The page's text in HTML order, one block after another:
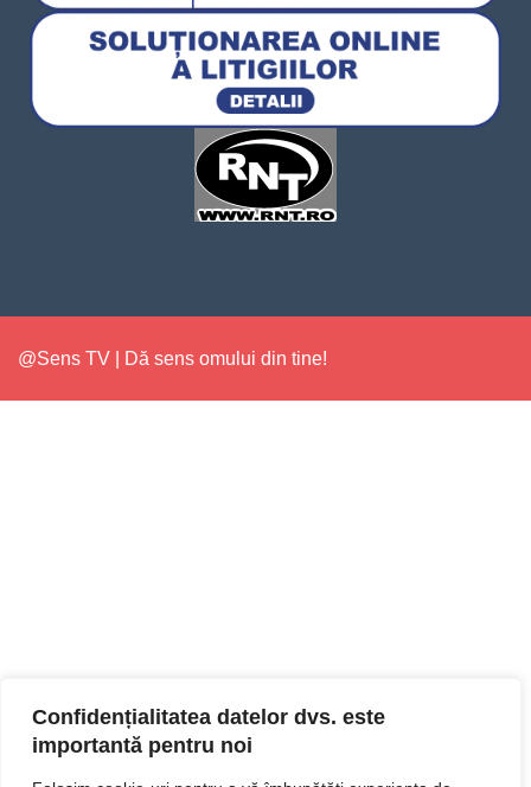
Confidențialitatea datelor dvs. este
importantă pentru noi
@Sens TV | Dă sens omului din tine!